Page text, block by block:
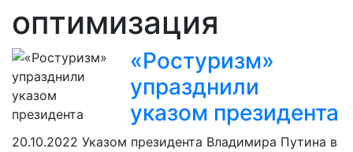
оптимизация
«Ростуризм»
упразднили
указом президента
20.10.2022 Указом президента Владимира Путина в